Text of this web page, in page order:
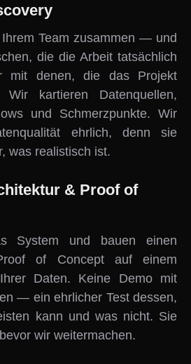
Team zusammen — und
die die Arbeit tatsächlich
mit denen, die das Projekt
Wir kartieren Datenquellen,
und Schmerzpunkte. Wir
ehrlich, denn sie
was realistisch ist.
& Proof of
System und bauen einen
of Concept auf einem
Daten. Keine Demo mit
— ein ehrlicher Test dessen,
kann und was nicht. Sie
wir weitermachen.